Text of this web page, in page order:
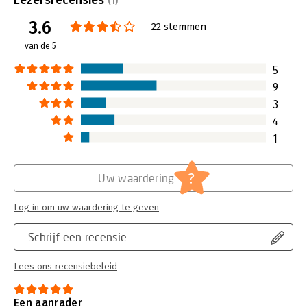
3.6
van de 5
22 stemmen
5
9
3
4
1
Schrijf een recensie
Lees ons recensiebeleid
Uw waardering ?
Log in om uw waardering te geven
Een aanrader